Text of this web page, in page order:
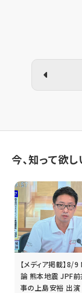
今、知って欲
【メディア掲載】8/
論 熊本地震 JPF
事の上島安裕 出演